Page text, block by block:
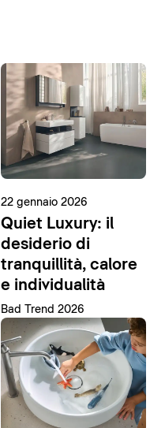
22 gennaio 2026
Quiet Luxury: il
desiderio di
tranquillità, calore
e individualità
Bad Trend 2026